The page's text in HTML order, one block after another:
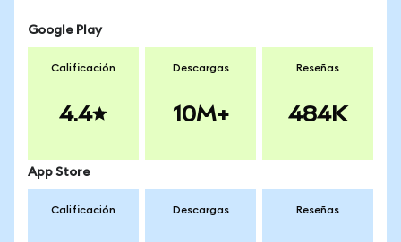
Google Play
Calificación
4.4
Descargas
10M+
Reseñas
484K
App Store
Calificación Descargas Reseñas